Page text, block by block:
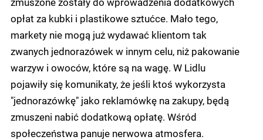
opłat za kubki i plastikowe sztućce. Mało tego,
markety nie mogą już wydawać klientom tak
zwanych jednorazówek w innym celu, niż pakowanie
warzyw i owoców, które są na wagę. W Lidlu
pojawiły się komunikaty, że jeśli ktoś wykorzysta
"jednorazówkę" jako reklamówkę na zakupy, będą
zmuszeni nabić dodatkową opłatę. Wśród
społeczeństwa panuje nerwowa atmosfera.